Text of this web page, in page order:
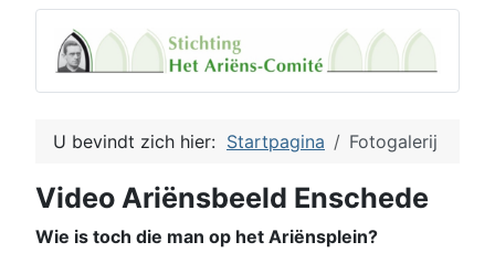
U bevindt zich hier: Startpagina Fotogalerij
Video Ariënsbeeld Enschede
Wie is toch die man op het Ariënsplein?